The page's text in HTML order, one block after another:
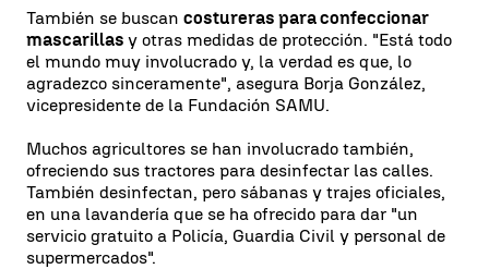
También se buscan costureras para confeccionar
mascarillas y otras medidas de protección. "Está todo
el mundo muy involucrado y, la verdad es que, lo
agradezco sinceramente", asegura Borja González,
vicepresidente de la Fundación SAMU.
Muchos agricultores se han involucrado también,
ofreciendo sus tractores para desinfectar las calles.
También desinfectan, pero sábanas y trajes oficiales,
en una lavandería que se ha ofrecido para dar "un
servicio gratuito a Policía, Guardia Civil y personal de
supermercados".